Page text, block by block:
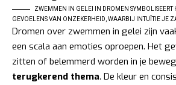
ZWEMMEN IN GELEI IN DROMEN SYMBOLISEERT
GEVOELENS VAN ONZEKERHEID, WAARBIJ INTUÏTIE JE
Dromen over zwemmen in gelei zijn
een scala aan emoties oproepen. Het
zitten of belemmerd worden in je
terugkerend thema. De kleur en